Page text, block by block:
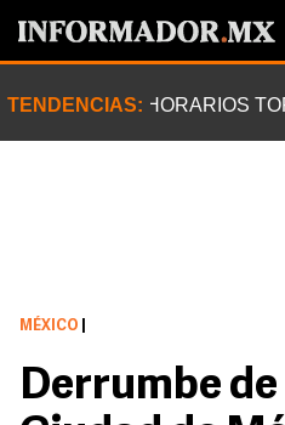
TENDENCIAS: HORARIOS
MÉXICO
Derrumbe